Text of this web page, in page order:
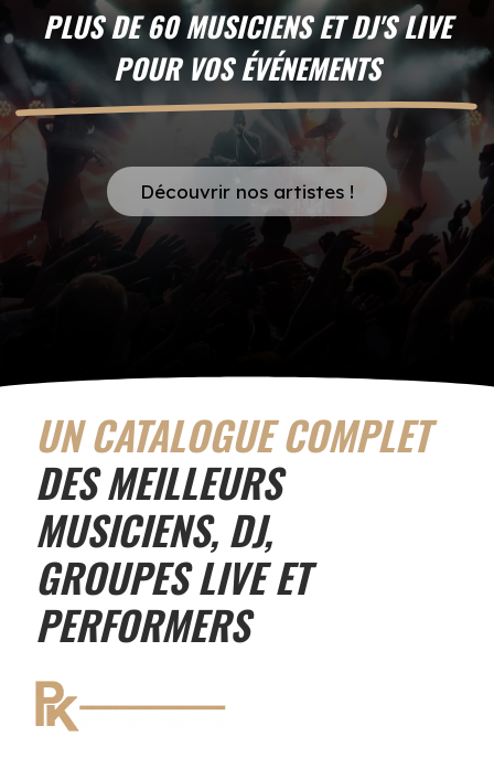
PLUS DE 60 MUSICIENS ET DJ'S LIVE
POUR VOS ÉVÉNEMENTS
Découvrir nos artistes !
UN CATALOGUE COMPLET
DES MEILLEURS
MUSICIENS, DJ,
GROUPES LIVE ET
PERFORMERS